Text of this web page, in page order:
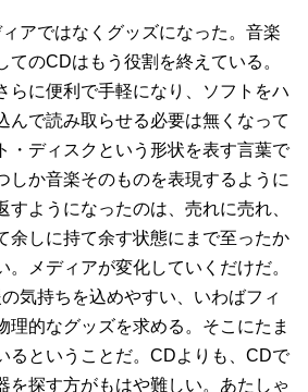
アではなくグッズになった。音楽
てのCDはもう役割を終えている。
らに便利で手軽になり、ソフトをハ
んで読み取らせる必要は無くなって
・ディスクという形状を表す言葉で
しか音楽そのものを表現するように
ようになったのは、売れに売れ、
余しに持て余す状態にまで至ったか
。メディアが変化していくだけだ。
気持ちを込めやすい、いわばフィ
理的なグッズを求める。そこにたま
るということだ。CDよりも、CDで
を探す方がもはや難しい。あたしゃ